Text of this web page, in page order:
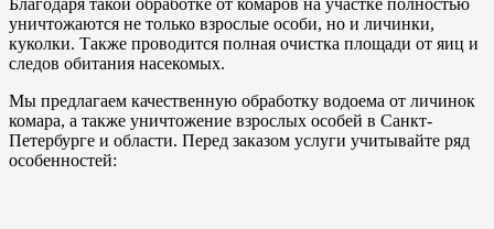
уничтожаются не только взрослые особи, но и личинки,
куколки. Также проводится полная очистка площади от яиц и
следов обитания насекомых.
Мы предлагаем качественную обработку водоема от личинок
комара, а также уничтожение взрослых особей в Санкт-
Петербурге и области. Перед заказом услуги учитывайте ряд
особенностей: